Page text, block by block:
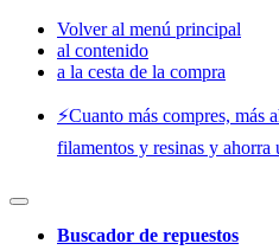
Volver al menú principal
al contenido
a la cesta de la compra
⚡️Cuanto más compres, más
filamentos y resinas y ahorra
Buscador de repuestos